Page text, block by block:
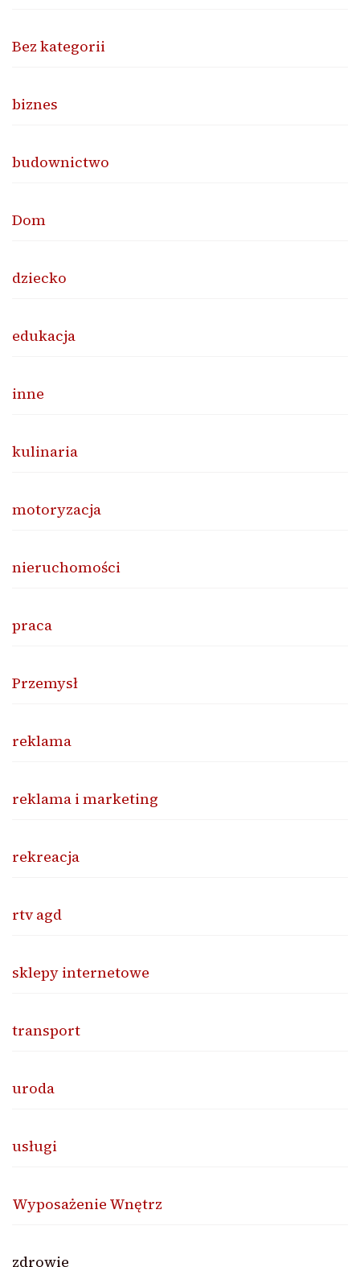
Bez kategorii
biznes
budownictwo
Dom
dziecko
edukacja
inne
kulinaria
motoryzacja
nieruchomości
praca
Przemysł
reklama
reklama i marketing
rekreacja
rtv agd
sklepy internetowe
transport
uroda
usługi
Wyposażenie Wnętrz
zdrowie